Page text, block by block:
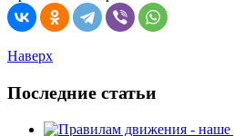
Наверх
Последние статьи